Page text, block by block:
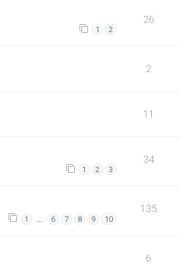
1 2
26
2
11
1 2 3
34
1 6 7 8 9 10
135
6